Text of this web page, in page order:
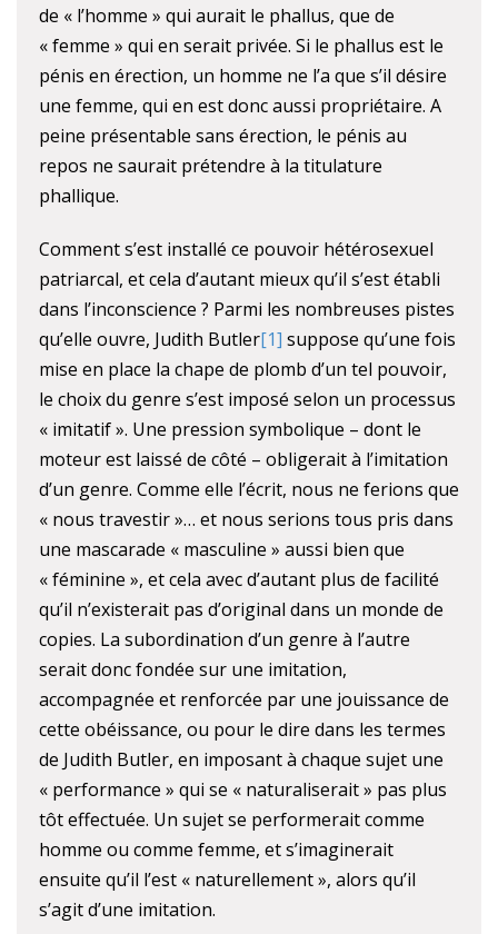
de « l’homme » qui aurait le phallus, que de
« femme » qui en serait privée. Si le phallus est le
pénis en érection, un homme ne l’a que s’il désire
une femme, qui en est donc aussi propriétaire. A
peine présentable sans érection, le pénis au
repos ne saurait prétendre à la titulature
phallique.
Comment s’est installé ce pouvoir hétérosexuel
patriarcal, et cela d’autant mieux qu’il s’est établi
dans l’inconscience ? Parmi les nombreuses pistes
qu’elle ouvre, Judith Butler[1] suppose qu’une fois
mise en place la chape de plomb d’un tel pouvoir,
le choix du genre s’est imposé selon un processus
« imitatif ». Une pression symbolique – dont le
moteur est laissé de côté – obligerait à l’imitation
d’un genre. Comme elle l’écrit, nous ne ferions que
« nous travestir »… et nous serions tous pris dans
une mascarade « masculine » aussi bien que
« féminine », et cela avec d’autant plus de facilité
qu’il n’existerait pas d’original dans un monde de
copies. La subordination d’un genre à l’autre
serait donc fondée sur une imitation,
accompagnée et renforcée par une jouissance de
cette obéissance, ou pour le dire dans les termes
de Judith Butler, en imposant à chaque sujet une
« performance » qui se « naturaliserait » pas plus
tôt effectuée. Un sujet se performerait comme
homme ou comme femme, et s’imaginerait
ensuite qu’il l’est « naturellement », alors qu’il
s’agit d’une imitation.